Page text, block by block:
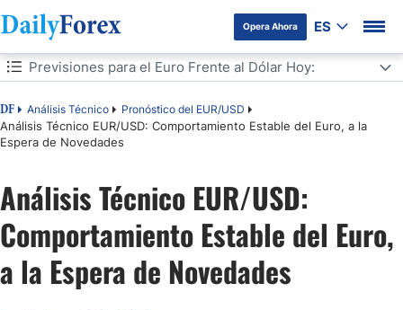
Opera Ahora ES
Tabla de contenidos
DF Análisis Técnico Pronóstico del EUR/USD
Análisis Técnico EUR/USD: Comportamiento Estable del Euro, a la
Espera de Novedades
Previsiones para el Euro Frente al Dólar Hoy:
Previsiones para el Euro Frente al Dólar Hoy:
Análisis Técnico EUR/USD:
Comportamiento Estable del Euro,
a la Espera de Novedades